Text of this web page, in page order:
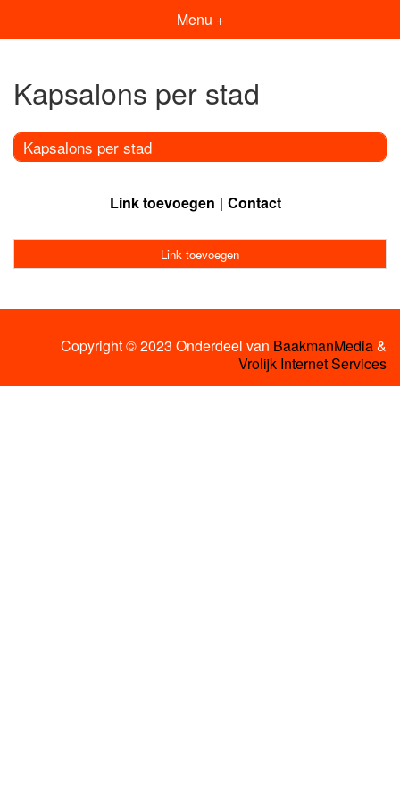
Menu +
Kapsalons per stad
Kapsalons per stad
Link toevoegen Contact
Link toevoegen
Copyright © 2023 Onderdeel van BaakmanMedia&
Vrolijk Internet Services